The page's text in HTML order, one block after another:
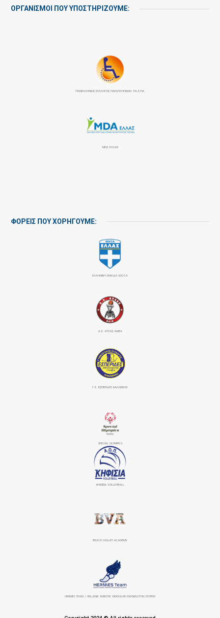
ΟΡΓΑΝΙΣΜΟΙ ΠΟΥ ΥΠΟΣΤΗΡΙΖΟΥΜΕ:
ΠΑΝΕΛΛΉΝΙΟΣ ΣΎΛΛΟΓΟΣ ΠΑΡΑΠΛΗΓΙΚΏΝ: ΠΑ.Σ.ΠΑ
MDA ΕΛΛΑΣ
ΦΟΡΕΙΣ ΠΟΥ ΧΟΡΗΓΟΥΜΕ:
ΕΛΛΗΝΙΚΗ ΟΜΑΔΑ SOCCA
Α.Σ. ΑΤΛΑΣ ΑΜΕΑ
Γ.Σ. ΕΣΠΕΡΙΔΕΣ ΚΑΛΛΙΘΕΑΣ
SPECIAL OLYMPICS
ΚΗΦΙΣΙΆ VOLLEYBALL
BEACH VOLLEY ACADEMY
HERMES TEAM | HELLENIC ROBOTIC MODULAR EXOSKELETON SYSTEM